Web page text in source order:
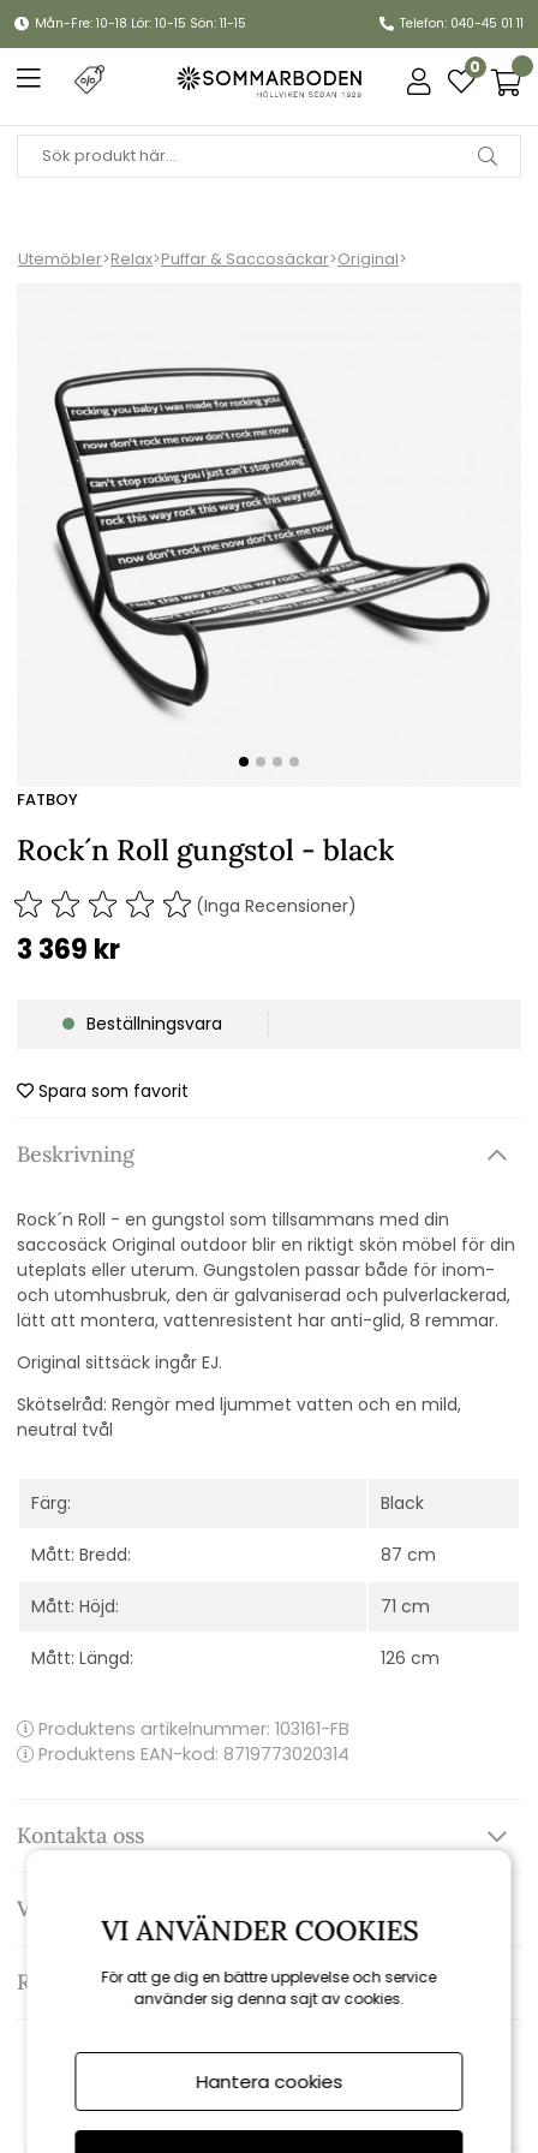
Mån-Fre: 10-18 Lör: 10-15 Sön: 11-15 Telefon: 040-45 01 11
0
Utemöbler>Relax>Puffar & Saccosäckar>Original>
FATBOY
Rock´n Roll gungstol - black
(Inga Recensioner)
3 369 kr
Beställningsvara
Spara som favorit
Beskrivning
Rock´n Roll - en gungstol som tillsammans med din
saccosäck Original outdoor blir en riktigt skön möbel för din
uteplats eller uterum. Gungstolen passar både för inom-
och utomhusbruk, den är galvaniserad och pulverlackerad,
lätt att montera, vattenresistent har anti-glid, 8 remmar.
Original sittsäck ingår EJ.
Skötselråd: Rengör med ljummet vatten och en mild,
neutral tvål
Färg: Black
Mått: Bredd: 87 cm
Mått: Höjd: 71 cm
Mått: Längd: 126 cm
Produktens artikelnummer: 103161-FB
Produktens EAN-kod: 8719773020314
Kontakta oss
Varumärke: Fatboy
Recensioner
Rekommenderade tillbehör
VI ANVÄNDER COOKIES
För att ge dig en bättre upplevelse och service
använder sig denna sajt av cookies.
Hantera cookies